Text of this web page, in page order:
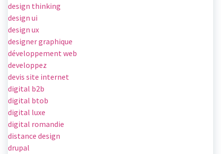
design thinking
design ui
design ux
designer graphique
développement web
developpez
devis site internet
digital b2b
digital btob
digital luxe
digital romandie
distance design
drupal